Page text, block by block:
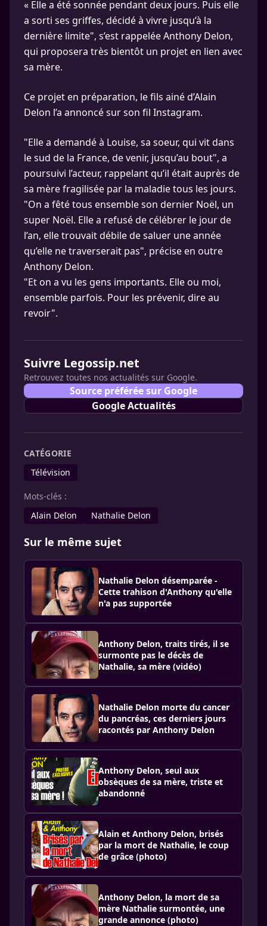
« Elle a été sonnée pendant deux jours. Puis elle
a sorti ses griffes, décidé à vivre jusqu’à la
dernière limite", s’est rappelée Anthony Delon,
qui proposera très bientôt un projet en lien avec
sa mère.
Ce projet en préparation, le fils ainé d’Alain
Delon l’a annoncé sur son fil Instagram.
"Elle a demandé à Louise, sa soeur, qui vit dans
le sud de la France, de venir, jusqu’au bout", a
poursuivi l’acteur, rappelant qu’il était auprès de
sa mère fragilisée par la maladie tous les jours.
"On a fêté tous ensemble son dernier Noël, un
super Noël. Elle a refusé de célébrer le jour de
l’an, elle trouvait débile de saluer une année
qu’elle ne traverserait pas", précise en outre
Anthony Delon.
"Et on a vu les gens importants. Elle ou moi,
ensemble parfois. Pour les prévenir, dire au
revoir".
Suivre Legossip.net
Retrouvez toutes nos actualités sur Google.
Source préférée sur Google
Google Actualités
CATÉGORIE
Télévision
Mots-clés :
Alain Delon
Nathalie Delon
Sur le même sujet
Nathalie Delon désemparée -
Cette trahison d'Anthony qu'elle
n'a pas supportée
Anthony Delon, traits tirés, il se
surmonte pas le décès de
Nathalie, sa mère (vidéo)
Nathalie Delon morte du cancer
du pancréas, ces derniers jours
racontés par Anthony Delon
Anthony Delon, seul aux
obsèques de sa mère, triste et
abandonné
Alain et Anthony Delon, brisés
par la mort de Nathalie, le coup
de grâce (photo)
Anthony Delon, la mort de sa
mère Nathalie surmontée, une
grande annonce (photo)